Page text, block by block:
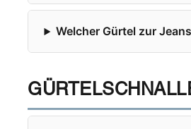
Welcher Gürtel zur